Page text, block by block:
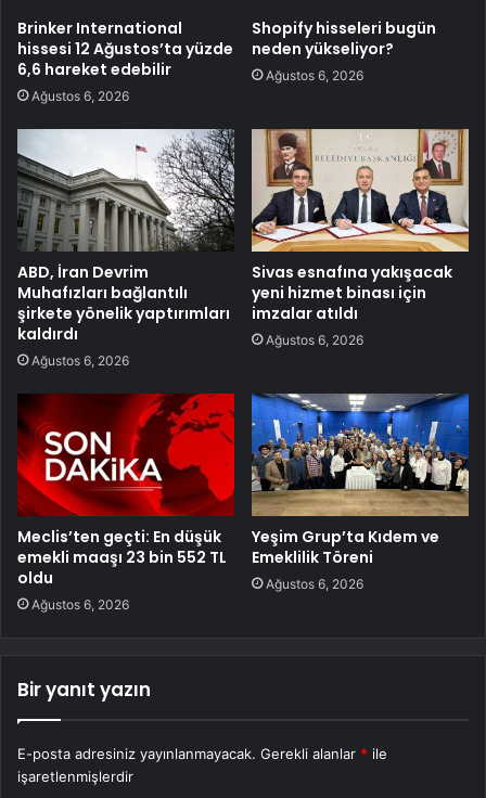
Brinker International
hissesi 12 Ağustos’ta yüzde
6,6 hareket edebilir
Ağustos 6, 2026
Shopify hisseleri bugün
neden yükseliyor?
Ağustos 6, 2026
ABD, İran Devrim
Muhafızları bağlantılı
şirkete yönelik yaptırımları
kaldırdı
Ağustos 6, 2026
Sivas esnafına yakışacak
yeni hizmet binası için
imzalar atıldı
Ağustos 6, 2026
Meclis’ten geçti: En düşük
emekli maaşı 23 bin 552 TL
oldu
Ağustos 6, 2026
Yeşim Grup’ta Kıdem ve
Emeklilik Töreni
Ağustos 6, 2026
Bir yanıt yazın
E-posta adresiniz yayınlanmayacak. Gerekli alanlar * ile
işaretlenmişlerdir